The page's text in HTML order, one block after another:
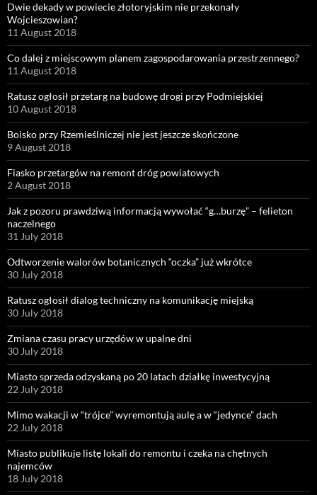
Dwie dekady w powiecie złotoryjskim nie przekonały
Wojcieszowian?
11 August 2018
Co dalej z miejscowym planem zagospodarowania przestrzennego?
11 August 2018
Ratusz ogłosił przetarg na budowę drogi przy Podmiejskiej
10 August 2018
Boisko przy Rzemieślniczej nie jest jeszcze skończone
9 August 2018
Fiasko przetargów na remont dróg powiatowych
2 August 2018
Jak z pozoru prawdziwą informacją wywołać “g…burzę” – felieton
naczelnego
31 July 2018
Odtworzenie walorów botanicznych “oczka” już wkrótce
30 July 2018
Ratusz ogłosił dialog techniczny na komunikację miejską
30 July 2018
Zmiana czasu pracy urzędów w upalne dni
30 July 2018
Miasto sprzeda odzyskaną po 20 latach działkę inwestycyjną
22 July 2018
Mimo wakacji w “trójce” wyremontują aulę a w “jedynce” dach
22 July 2018
Miasto publikuje listę lokali do remontu i czeka na chętnych
najemców
18 July 2018